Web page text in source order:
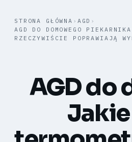
STRONA GŁÓWNA › AGD ›
AGD DO DOMOWEGO
RZECZYWIŚCIE POPRAWIAJĄ
AGD do